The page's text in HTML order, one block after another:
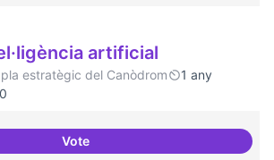
artificial
estratègic del Canòdrom
1 any
0
VoteTemes: Intel·ligència artificial